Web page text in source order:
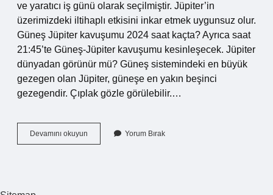
ve yaratıcı iş günü olarak seçilmiştir. Jüpiter’in
üzerimizdeki iltihaplı etkisini inkar etmek uygunsuz olur.
Güneş Jüpiter kavuşumu 2024 saat kaçta? Ayrıca saat
21:45’te Güneş-Jüpiter kavuşumu kesinleşecek. Jüpiter
dünyadan görünür mü? Güneş sistemindeki en büyük
gezegen olan Jüpiter, güneşe en yakın beşinci
gezegendir. Çıplak gözle görülebilir.…
Devamını okuyun
Ne
Yorum Bırak